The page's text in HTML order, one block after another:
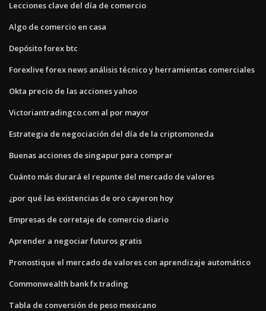
Lecciones clave del día de comercio
Algo de comercio en casa
Depósito forex btc
Forexlive forex news análisis técnico y herramientas comerciales
Okta precio de las acciones yahoo
Victoriantradingco.com al por mayor
Estrategia de negociación del día de la criptomoneda
Buenas acciones de singapur para comprar
Cuánto más durará el repunte del mercado de valores
¿por qué las existencias de oro cayeron hoy
Empresas de corretaje de comercio diario
Aprender a negociar futuros gratis
Pronostique el mercado de valores con aprendizaje automático
Commonwealth bank fx trading
Tabla de conversión de peso mexicano